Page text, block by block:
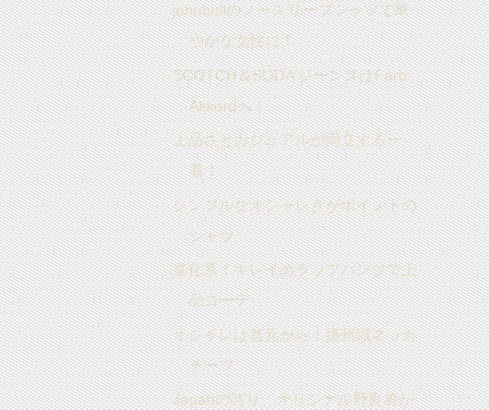
johnbullのノースリーブシャツで華
やかな女性に！
SCOTCH＆SODA ジーンズはFarb-
Akkordへ！
上品さとカジュアルが両立する一
着！
シンプルなオシャレさがポイントの
シャツ
進化系！キレイめラップパンツで上
品コーデ
オシャレは首元から！播州織ネッカ
チーフ
Japanの誇り、オリジナル野良着が